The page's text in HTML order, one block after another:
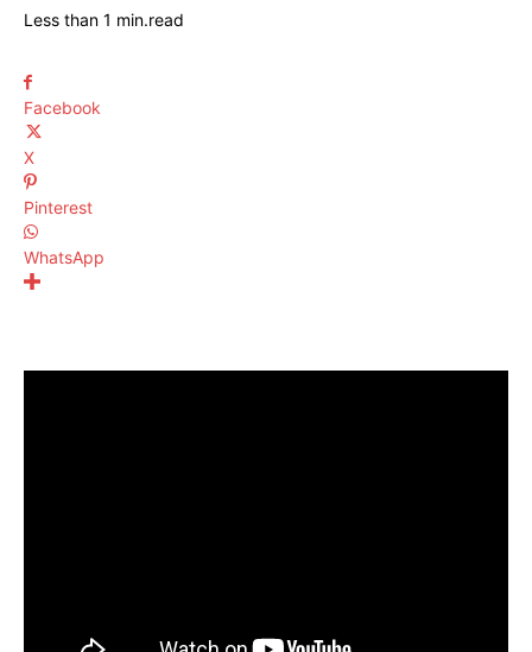
Less than 1 min.read
Facebook
X
Pinterest
WhatsApp